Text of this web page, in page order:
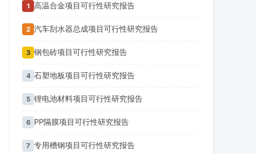
1 高温合金项目可行性研究报告
2 汽车刮水器总成项目可行性研究报告
3 钢包砖项目可行性研究报告
4 石塑地板项目可行性研究报告
5 锂电池材料项目可行性研究报告
6 PP隔膜项目可行性研究报告
7 专用槽钢项目可行性研究报告